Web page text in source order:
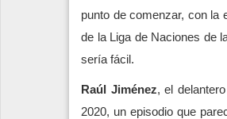
punto de comenzar, con la
de la Liga de Naciones de
sería fácil.
Raúl Jiménez, el
2020, un episodio que